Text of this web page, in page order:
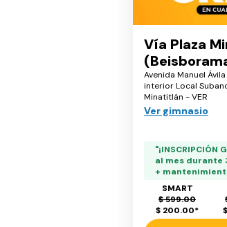
Vía Plaza
Avenida Manuel
interior Local
Minatitlán - VER
Ver gimnasio
"¡INSCRIPCIÓN
al mes durante
+
SMART
$ 599.00
$ 200.00*